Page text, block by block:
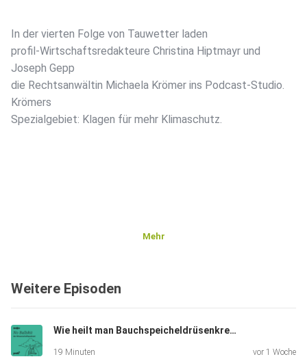
In der vierten Folge von Tauwetter laden
profil-Wirtschaftsredakteure Christina Hiptmayr und
Joseph Gepp
die Rechtsanwältin Michaela Krömer ins Podcast-Studio.
Krömers
Spezialgebiet: Klagen für mehr Klimaschutz.
Mehr
Weitere Episoden
Wie heilt man Bauchspeicheldrüsenkrebs? Folge 48
19 Minuten vor 1 Woche